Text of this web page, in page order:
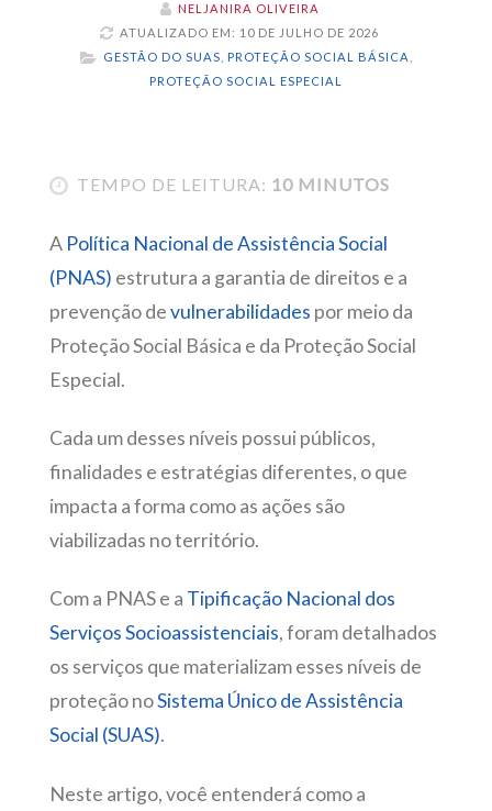
NELJANIRA OLIVEIRA
ATUALIZADO EM: 10 DE JULHO DE 2026
GESTÃO DO SUAS
PROTEÇÃO SOCIAL BÁSICA
PROTEÇÃO SOCIAL ESPECIAL
TEMPO DE LEITURA: 10 MINUTOS
A Política Nacional de Assistência Social
(PNAS) estrutura a garantia de direitos e a
prevenção devulnerabilidades por meio da
Proteção Social Básica e da Proteção Social
Especial.
Cada um desses níveis possui públicos,
finalidades e estratégias diferentes, o que
impacta a forma como as ações são
viabilizadas no território.
Com a PNAS e a Tipificação Nacional dos
Serviços Socioassistenciais, foram detalhados
os serviços que materializam esses níveis de
proteção noSistema Único de Assistência
Social (SUAS).
Neste artigo, você entenderá como a